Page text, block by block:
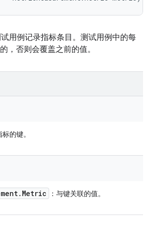
用例记录指标条目。测试用例中的每
，否则会覆盖之前的值。
的键。
. Metric ：与键关联的值。